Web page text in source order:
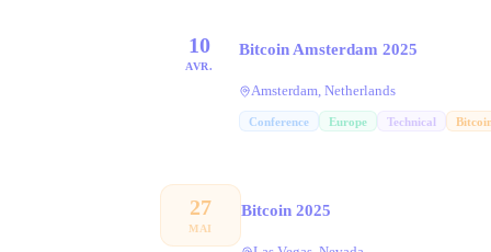
10
AVR.
Bitcoin Amsterdam 2025
Amsterdam, Netherlands
Conference Europe Technical
27
MAI
Bitcoin 2025